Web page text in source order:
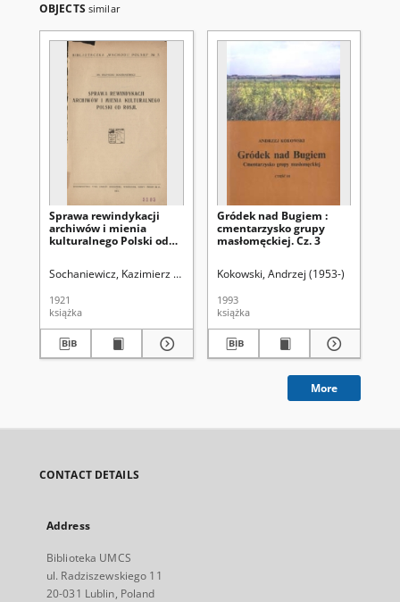
OBJECTS similar
Sprawa rewindykacji
archiwów i mienia
kulturalnego Polski od
Sochaniewicz, Kazimierz (1892-1930)
1921
książka
Gródek nad Bugiem :
cmentarzysko grupy
masłomęckiej. Cz. 3
Kokowski, Andrzej (1953-)
1993
książka
More
CONTACT DETAILS
Address
Biblioteka UMCS
ul. Radziszewskiego 11
20-031 Lublin, Poland